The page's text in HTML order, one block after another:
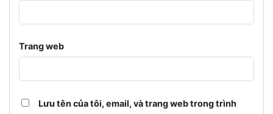
Trang web
Lưu tên của tôi, email, và trang web trong trình